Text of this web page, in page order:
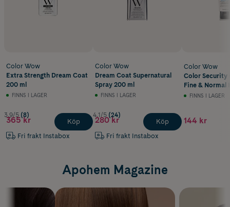
Color Wow
Extra Strength Dream Coat
200 ml
FINNS I LAGER
3.9/5 (8)
365 kr
Fri frakt Instabox
Köp
Color Wow
Dream Coat Supernatural
Spray 200 ml
FINNS I LAGER
4.1/5 (24)
280 kr
Fri frakt Instabox
Köp
Color Wow
Color Security
Fine & Normal
FINNS I LAGER
144 kr
Apohem Magazine